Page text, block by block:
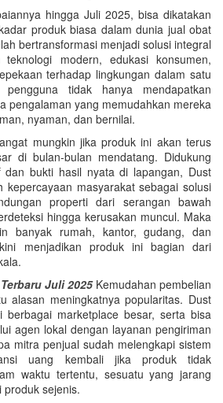
hingga Juli 2025, bisa dikatakan
produk biasa dalam dunia jual obat
bertransformasi menjadi solusi integral
teknologi modern, edukasi konsumen,
terhadap lingkungan dalam satu
tidak hanya mendapatkan
pengalaman yang memudahkan mereka
nyaman, dan bernilai.
mungkin jika produk ini akan terus
di bulan-bulan mendatang. Didukung
dan bukti hasil nyata di lapangan, Dust
kepercayaan masyarakat sebagai solusi
properti dari serangan bawah
hingga kerusakan muncul. Maka
banyak rumah, kantor, gudang, dan
menjadikan produk ini bagian dari
Juli 2025Kemudahan pembelian
alasan meningkatnya popularitas. Dust
berbagai marketplace besar, serta bisa
agen lokal dengan layanan pengiriman
mitra penjual sudah melengkapi sistem
uang kembali jika produk tidak
waktu tertentu, sesuatu yang jarang
sejenis.